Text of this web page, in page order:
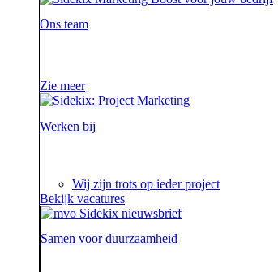
Ons team
Zie meer
Werken bij
Wij zijn trots op ieder project
Bekijk vacatures
Samen voor duurzaamheid